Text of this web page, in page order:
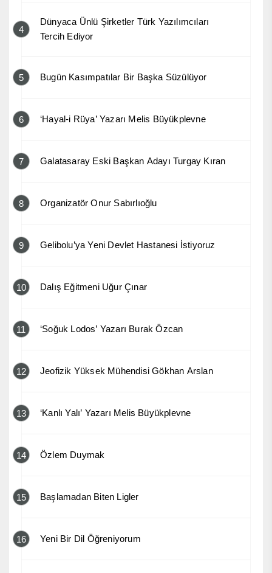
4
Dünyaca Ünlü Şirketler Türk Yazılımcıları
Tercih Ediyor
5 Bugün Kasımpatılar Bir Başka Süzülüyor
6 ‘Hayal-i Rüya’ Yazarı Melis Büyükplevne
7 Galatasaray Eski Başkan Adayı Turgay Kıran
8 Organizatör Onur Sabırlıoğlu
9 Gelibolu’ya Yeni Devlet Hastanesi İstiyoruz
10 Dalış Eğitmeni Uğur Çınar
11 ‘Soğuk Lodos’ Yazarı Burak Özcan
12 Jeofizik Yüksek Mühendisi Gökhan Arslan
13 ‘Kanlı Yalı’ Yazarı Melis Büyükplevne
14 Özlem Duymak
15 Başlamadan Biten Ligler
16 Yeni Bir Dil Öğreniyorum